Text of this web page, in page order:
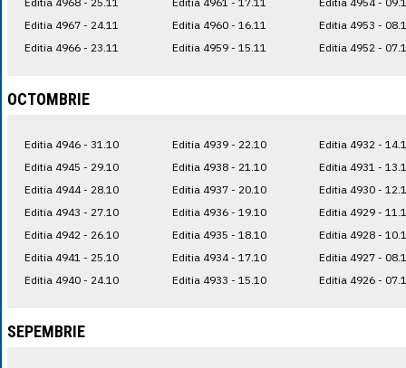
Editia 4967 - 24.11
Editia 4966 - 23.11
Editia 4960 - 16.11
Editia 4959 - 15.11
Editia 4953 -
Editia 4952 -
OCTOMBRIE
Editia 4946 - 31.10
Editia 4945 - 29.10
Editia 4944 - 28.10
Editia 4943 - 27.10
Editia 4942 - 26.10
Editia 4941 - 25.10
Editia 4940 - 24.10
Editia 4939 - 22.10
Editia 4938 - 21.10
Editia 4937 - 20.10
Editia 4936 - 19.10
Editia 4935 - 18.10
Editia 4934 - 17.10
Editia 4933 - 15.10
Editia 4932 -
Editia 4931 -
Editia 4930 -
Editia 4929 -
Editia 4928 -
Editia 4927 -
Editia 4926 -
SEPEMBRIE